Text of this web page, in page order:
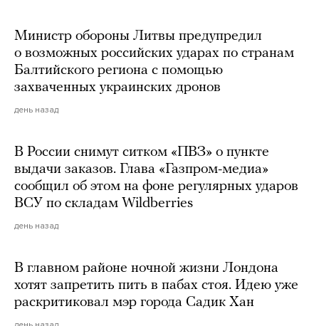
Министр обороны Литвы предупредил
о возможных российских ударах по странам
Балтийского региона с помощью
захваченных украинских дронов
день назад
В России снимут ситком «ПВЗ» о пункте
выдачи заказов. Глава «Газпром-медиа»
сообщил об этом на фоне регулярных ударов
ВСУ по складам Wildberries
день назад
В главном районе ночной жизни Лондона
хотят запретить пить в пабах стоя. Идею уже
раскритиковал мэр города Садик Хан